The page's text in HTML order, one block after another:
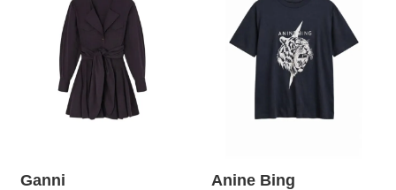
Ganni Anine Bing